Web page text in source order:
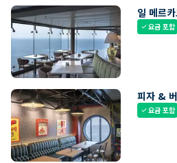
일 메르
check요금 포함
피자 &
check요금 포함